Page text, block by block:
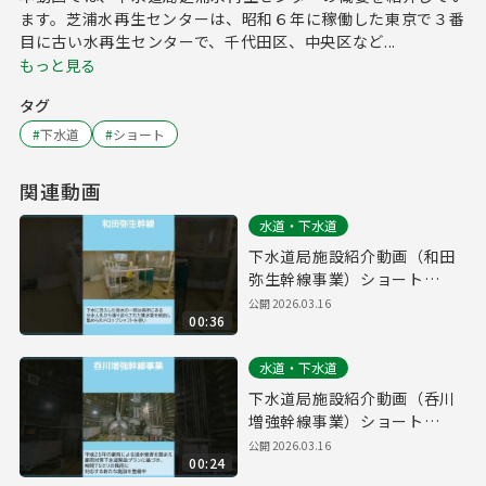
ます。芝浦水再生センターは、昭和６年に稼働した東京で３番
目に古い水再生センターで、千代田区、中央区など...
もっと見る
タグ
#下水道 #ショート
関連動画
00:36
水道・下水道
下水道局施設紹介動画（和田
弥生幹線事業）ショート
ver【東京都下水道局】
公開2026.03.16
00:24
水道・下水道
下水道局施設紹介動画（呑川
増強幹線事業）ショート
ver【東京都下水道局】
公開2026.03.16